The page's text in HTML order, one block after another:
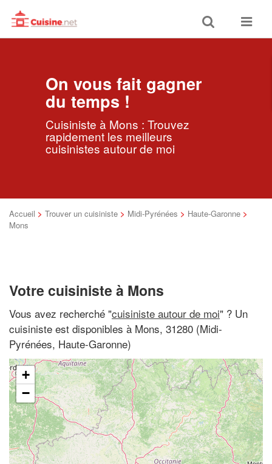
Toggle
search
Toggle
On vous fait gagner
du temps !
Cuisiniste à Mons : Trouvez
rapidement les meilleurs
cuisinistes autour de moi
Accueil > Trouver un cuisiniste > Midi-Pyrénées > Haute-Garonne >
Mons
Votre cuisiniste à Mons
Vous avez recherché "cuisiniste autour de moi" ? Un
cuisiniste est disponibles à Mons, 31280 (Midi-
Pyrénées, Haute-Garonne)
+
−